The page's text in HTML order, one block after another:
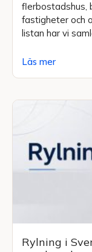
flerbostadshus,
fastigheter och
listan har vi
Läs mer
Rylning i